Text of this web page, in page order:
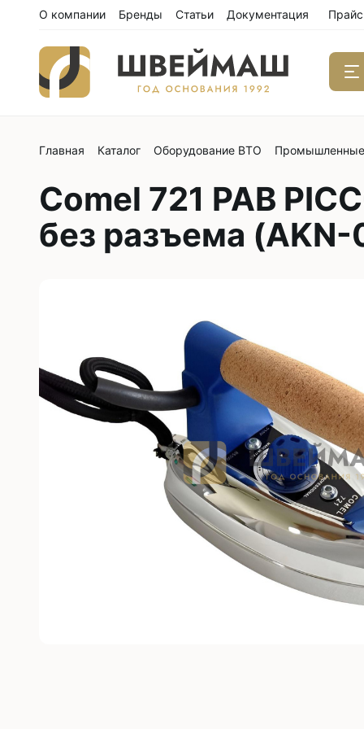
О компании Бренды Статьи Документация Прайс
С
С
С
Без
С
стежка
Машины
стежка
Главная Каталог Оборудование ВТО
Comel 721 PAB
без разъема (AKN-